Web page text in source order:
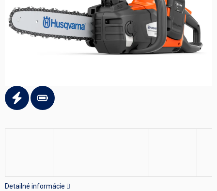
Detailné informácie